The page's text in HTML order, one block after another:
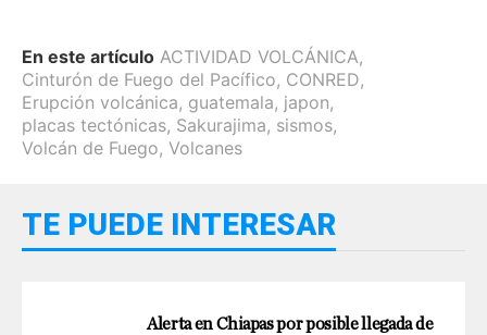
En este artículo ACTIVIDAD VOLCÁNICA,
Cinturón de Fuego del Pacífico, CONRED,
Erupción volcánica, guatemala, japon,
placas tectónicas, Sakurajima, sismos,
Volcán de Fuego, Volcanes
TE PUEDE INTERESAR
Alerta en Chiapas por posible llegada de